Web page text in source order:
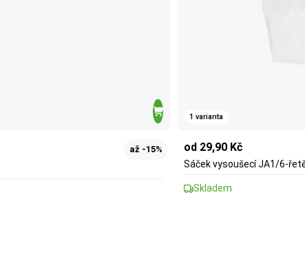
až -15%
1 varianta
od 29,90 Kč
Sáček vysoušecí JA1/6-
Skladem